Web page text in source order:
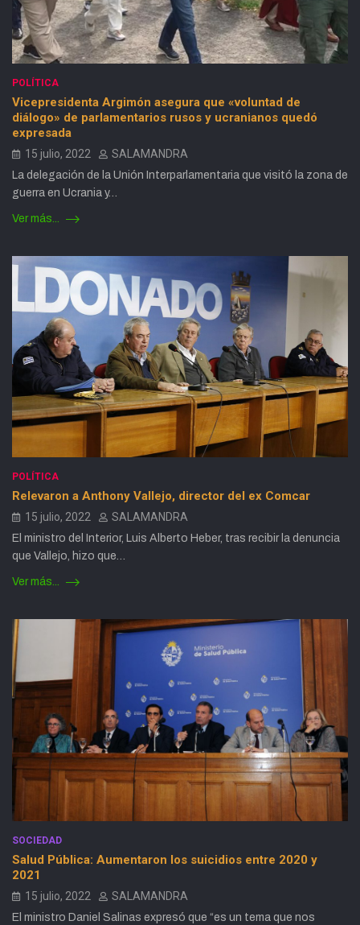
POLÍTICA
Vicepresidenta Argimón asegura que «voluntad de
diálogo» de parlamentarios rusos y ucranianos quedó
expresada
15 julio, 2022 SALAMANDRA
La delegación de la Unión Interparlamentaria que visitó la zona de
guerra en Ucrania y…
Ver más...
POLÍTICA
Relevaron a Anthony Vallejo, director del ex Comcar
15 julio, 2022 SALAMANDRA
El ministro del Interior, Luis Alberto Heber, tras recibir la denuncia
que Vallejo, hizo que…
Ver más...
SOCIEDAD
Salud Pública: Aumentaron los suicidios entre 2020 y
2021
15 julio, 2022 SALAMANDRA
El ministro Daniel Salinas expresó que “es un tema que nos